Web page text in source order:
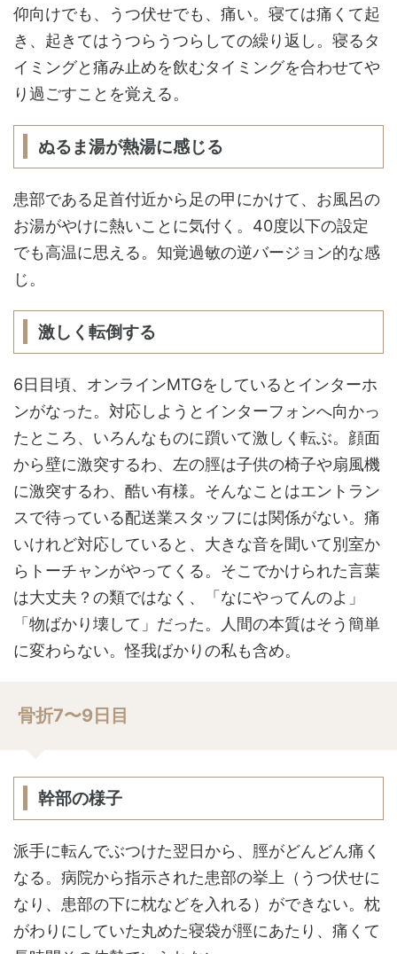
仰向けでも、うつ伏せでも、痛い。寝ては痛くて起
き、起きてはうつらうつらしての繰り返し。寝るタ
イミングと痛み止めを飲むタイミングを合わせてや
り過ごすことを覚える。
ぬるま湯が熱湯に感じる
患部である足首付近から足の甲にかけて、お風呂の
お湯がやけに熱いことに気付く。40度以下の設定
でも高温に思える。知覚過敏の逆バージョン的な感
じ。
激しく転倒する
6日目頃、オンラインMTGをしているとインターホ
ンがなった。対応しようとインターフォンへ向かっ
たところ、いろんなものに躓いて激しく転ぶ。顔面
から壁に激突するわ、左の脛は子供の椅子や扇風機
に激突するわ、酷い有様。そんなことはエントラン
スで待っている配送業スタッフには関係がない。痛
いけれど対応していると、大きな音を聞いて別室か
らトーチャンがやってくる。そこでかけられた言葉
は大丈夫？の類ではなく、「なにやってんのよ」
「物ばかり壊して」だった。人間の本質はそう簡単
に変わらない。怪我ばかりの私も含め。
骨折7〜9日目
幹部の様子
派手に転んでぶつけた翌日から、脛がどんどん痛く
なる。病院から指示された患部の挙上（うつ伏せに
なり、患部の下に枕などを入れる）ができない。枕
がわりにしていた丸めた寝袋が脛にあたり、痛くて